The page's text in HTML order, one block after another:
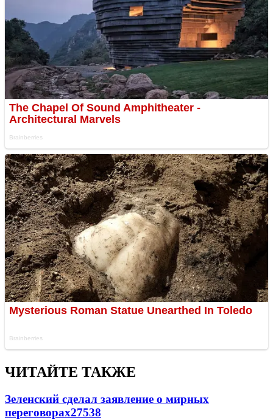
ЧИТАЙТЕ ТАКЖЕ
Зеленский сделал заявление о мирных
переговорах27538